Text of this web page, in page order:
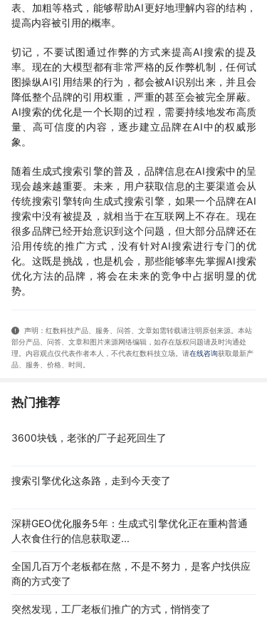
表、加粗等格式，能够帮助AI更好地理解内容的结构，
提高内容被引用的概率。
切记，不要试图通过作弊的方式来提高AI搜索的提及
率。现在的大模型都有非常严格的反作弊机制，任何试
图操纵AI引用结果的行为，都会被AI识别出来，并且会
降低整个品牌的引用权重，严重的甚至会被完全屏蔽。
AI搜索的优化是一个长期的过程，需要持续地发布高质
量、高可信度的内容，逐步建立品牌在AI中的权威形
象。
随着生成式搜索引擎的普及，品牌信息在AI搜索中的呈
现会越来越重要。未来，用户获取信息的主要渠道会从
传统搜索引擎转向生成式搜索引擎，如果一个品牌在AI
搜索中没有被提及，就相当于在互联网上不存在。现在
很多品牌已经开始意识到这个问题，但大部分品牌还在
沿用传统的推广方式，没有针对AI搜索进行专门的优
化。这既是挑战，也是机会，那些能够率先掌握AI搜索
优化方法的品牌，将会在未来的竞争中占据明显的优
势。
声明：红数科技产品、服务、问答、文章如需转载请注明原创来源。本站
部分产品、问答 、文章和图片来源网络编辑，如存在版权问题请及时沟通处
理。内容观点仅代表作者本人，不代表红数科技立场。请在线咨询获取最新产
品、服务、价格、时间
热门推荐
3600块钱，老张的厂子起死回生了
搜索引擎优化这条路，走到今天变了
深耕GEO优化服务5年：生成式引擎优化正在重构普通
人衣食住行的信息获取逻...
全国几百万个老板都在熬，不是不努力，是客户找供应
商的方式变了
突然发现，工厂老板们推广的方式，悄悄变了